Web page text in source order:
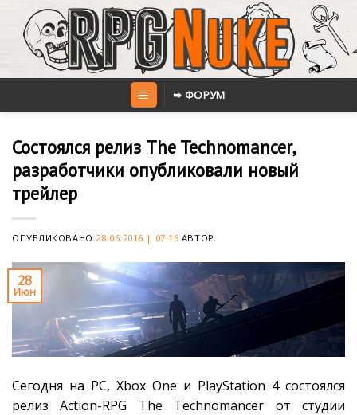
content
➥ ФОРУМ
Состоялся релиз The Technomancer,
разработчики опубликовали новый
трейлер
ОПУБЛИКОВАНО 28.06.2016 | 07:16 АВТОР:
28
Июн
Сегодня на PC, Xbox One и PlayStation 4 состоялся
релиз Action-RPG The Technomancer от студии